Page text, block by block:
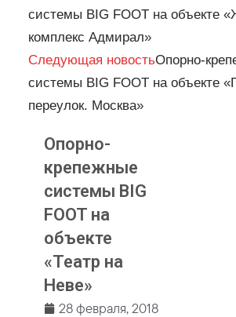
системы BIG FOOT на объекте
комплекс Адмирал»
Следующая новостьОпорно-
системы BIG FOOT на объекте
переулок. Москва»
Опорно-
крепежные
системы BIG
FOOT на
объекте
«Театр на
Неве»
28 февраля, 2018